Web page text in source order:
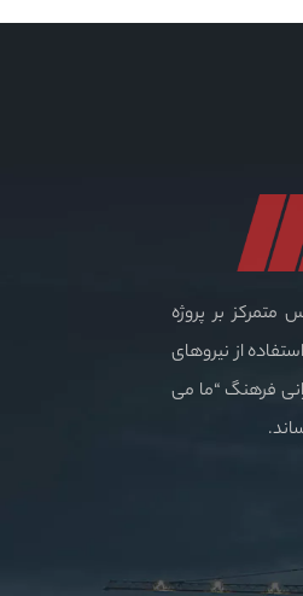
بر پروژه
از نیروهای
فرهنگ “ما می